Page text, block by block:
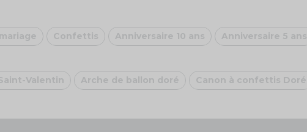
Confettis Anniversaire 10 ans Anniversaire 5 ans
Valentin Arche de ballon doré Canon à confettis Doré